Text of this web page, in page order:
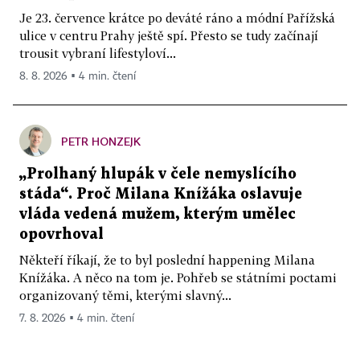
Je 23. července krátce po deváté ráno a módní Pařížská
ulice v centru Prahy ještě spí. Přesto se tudy začínají
trousit vybraní lifestyloví...
8. 8. 2026 ▪ 4 min. čtení
PETR HONZEJK
„Prolhaný hlupák v čele nemyslícího
stáda“. Proč Milana Knížáka oslavuje
vláda vedená mužem, kterým umělec
opovrhoval
Někteří říkají, že to byl poslední happening Milana
Knížáka. A něco na tom je. Pohřeb se státními poctami
organizovaný těmi, kterými slavný...
7. 8. 2026 ▪ 4 min. čtení